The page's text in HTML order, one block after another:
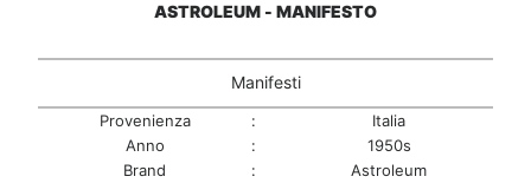
ASTROLEUM - MANIFESTO
Manifesti
Provenienza :
Italia
Anno
:
1950s
Brand
: Astroleum